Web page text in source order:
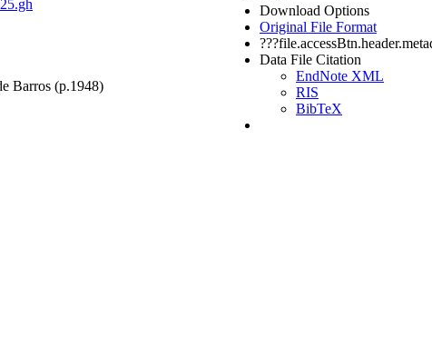
Barros (p.1948)
Download Options
Original File Format
Data File Citation
EndNote XML
RIS
BibTeX